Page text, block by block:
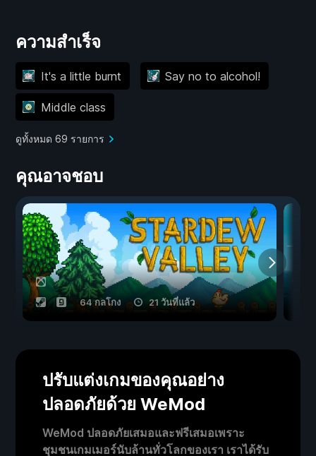
ความสำเร็จ
It's a little burnt Say no to alcohol!
Middle class
ดูทั้งหมด 69 รายการ
คุณอาจชอบ
64 กลโกง 21 วันที่แล้ว
ปรับแต่งเกมของคุณอย่าง
ปลอดภัยด้วย WeMod
WeMod ปลอดภัยเสมอและฟรีเสมอเพราะ
ชุมชนเกมเมอร์นับล้านทั่วโลกของเรา เราได้รับ